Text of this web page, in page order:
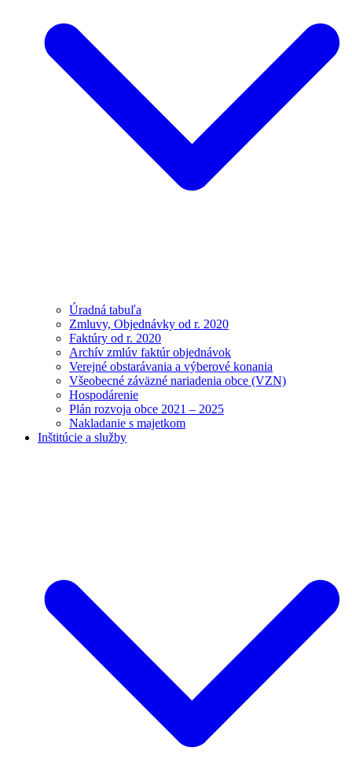
Úradná tabuľa
Zmluvy, Objednávky od r. 2020
Faktúry od r. 2020
Archív zmlúv faktúr objednávok
Verejné obstarávania a výberové konania
Všeobecné záväzné nariadenia obce (VZN)
Hospodárenie
Plán rozvoja obce 2021 – 2025
Nakladanie s majetkom
Inštitúcie a služby